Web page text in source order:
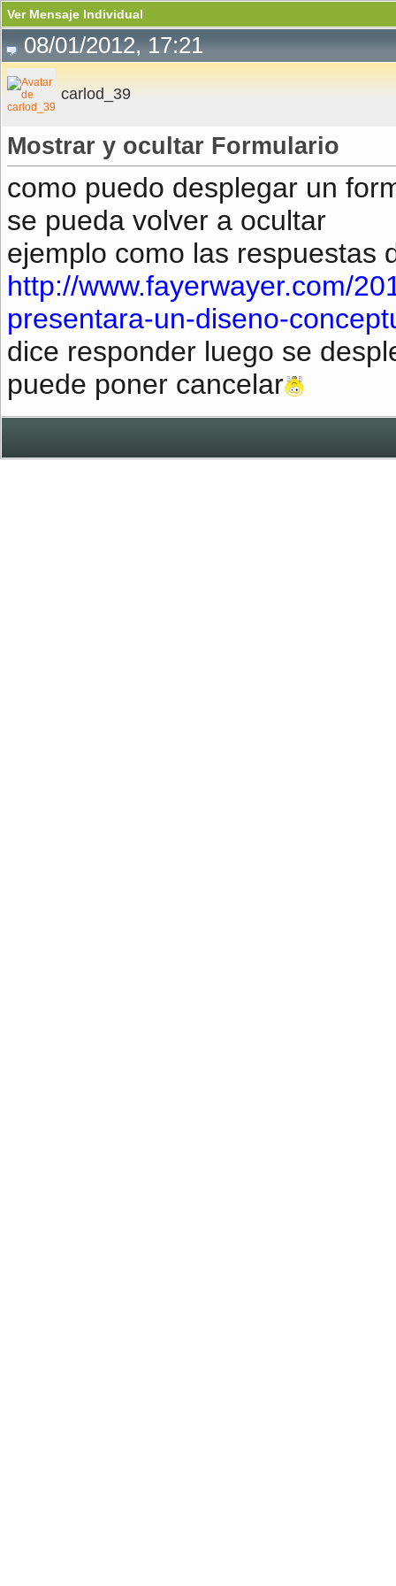
Ver Mensaje Individual
08/01/2012, 17:21
carlod_39
Mostrar y ocultar Formulario
como puedo desplegar un
se pueda volver a ocultar
ejemplo como las respuestas
http://www.fayerwayer.com/
presentara-un-diseno-
dice responder luego se
puede poner cancelar